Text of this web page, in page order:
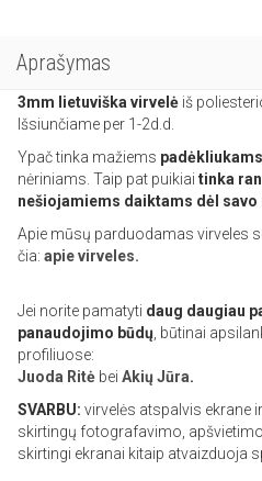
Aprašymas
3mm lietuviška virvelė iš
Išsiunčiame per 1-2d.d.
Ypač tinka mažiems padėkliukams
nėriniams. Taip pat puikiai tinka
nešiojamiems daiktams dėl savo
Apie mūsų parduodamas virveles
čia: apie virveles.
Jei norite pamatyti daug daugiau
panaudojimo būdų , būtinai
profiliuose:
Juoda Ritė bei Akių Jūra.
SVARBU: virvelės atspalvis ekrane
skirtingų fotografavimo,
skirtingi ekranai kitaip atvaizduoja